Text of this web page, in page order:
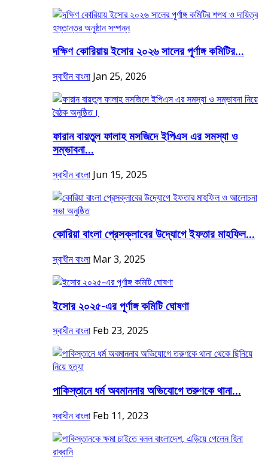
দক্ষিণ কোরিয়ায় ইসোর ২০২৬ সালের পূর্ণাঙ্গ কমিটির...
স্বাধীন বাংলা Jan 25, 2026
ফারান বায়তুল ফালাহ মসজিদে ইপিএস এর সমস্যা ও
সম্ভাবনা...
স্বাধীন বাংলা Jun 15, 2025
কোরিয়া বাংলা প্রেসক্লাবের উদ্যোগে ইফতার মাহফিল...
স্বাধীন বাংলা Mar 3, 2025
ইসোর ২০২৫-এর পূর্ণাঙ্গ কমিটি ঘোষণা
স্বাধীন বাংলা Feb 23, 2025
পাকিস্তানে ধর্ম অবমাননার অভিযোগে তরুণকে থানা...
স্বাধীন বাংলা Feb 11, 2023